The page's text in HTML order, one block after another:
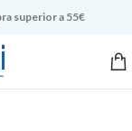
superior a 55€